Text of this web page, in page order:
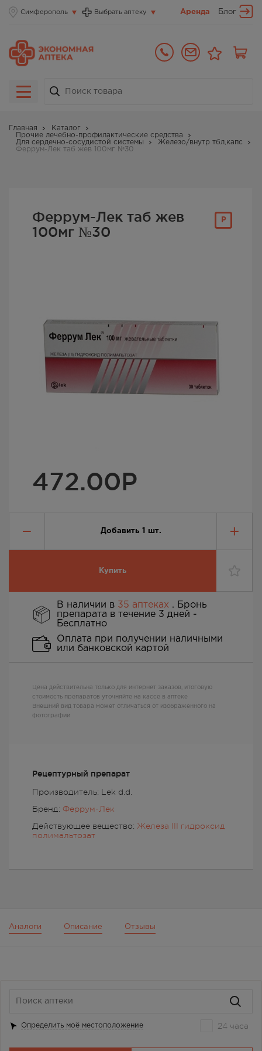
Симферополь Выбрать аптеку Аренда Блог
Главная
Каталог
Прочие лечебно-профилактические средства
Для сердечно-сосудистой системы
Железо/внутр тбл,капс
Феррум-Лек таб жев 100мг №30
Р
Феррум-Лек таб жев
100мг №30
472.00Р
Добавить 1 шт.
Купить
Рецептурный препарат
Производитель: Lek d.d.
Бренд: Феррум-Лек
Действующее вещество: Железа III гидроксид
полимальтозат
В наличии в 35 аптеках . Бронь
препарата в течение 3 дней -
Бесплатно
Оплата при получении наличными
или банковской картой
Цена действительна только для интернет заказов, итоговую
стоимость препаратов уточняйте на кассе в аптеке
Внешний вид товара может отличаться от изображенного на
фотографии
Аналоги Описание Отзывы
Определить моё местоположение 24 часа